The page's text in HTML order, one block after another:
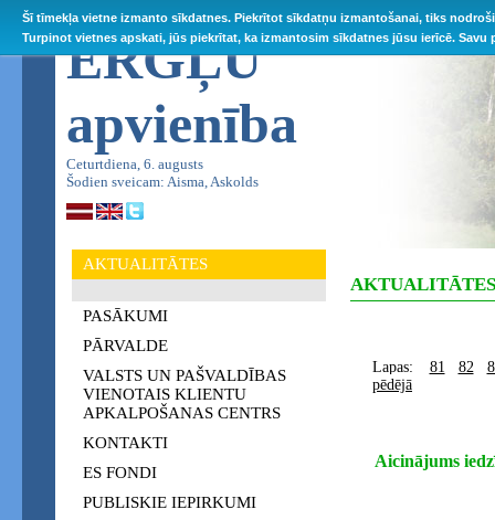
Šī tīmekļa vietne izmanto sīkdatnes. Piekrītot sīkdatņu izmantošanai, tiks
Turpinot vietnes apskati, jūs piekrītat, ka izmantosim sīkdatnes jūsu ierīcē.
ĒRGĻU
apvienība
Ceturtdiena, 6. augusts
Šodien sveicam: Aisma, Askolds
AKTUALITĀTES
PASĀKUMI
PĀRVALDE
VALSTS UN PAŠVALDĪBAS
VIENOTAIS KLIENTU
APKALPOŠANAS CENTRS
KONTAKTI
ES FONDI
PUBLISKIE IEPIRKUMI
AKTUALITĀTES
Lapas: 81 82
pēdējā
Aicinājums